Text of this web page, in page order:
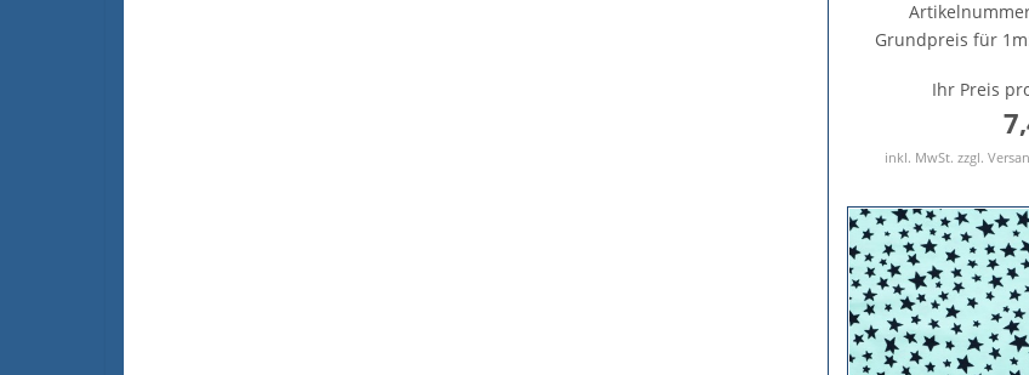
Grundpreis für
Ihr Preis
inkl. MwSt. zzgl.